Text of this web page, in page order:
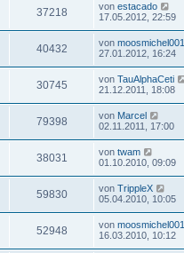
37218 von estacado
17.05.2012, 22:59
40432 von moosmichel001
27.01.2012, 16:24
30745 von TauAlphaCeti
21.12.2011, 18:08
79398 von Marcel
02.11.2011, 17:00
38031 von twam
01.10.2010, 09:09
59830 von TrippleX
05.04.2010, 10:05
52948 von moosmichel001
16.03.2010, 10:12